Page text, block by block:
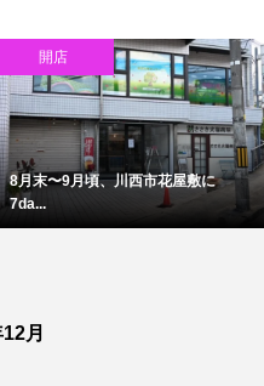
開店
8月末〜9月頃、川西市花屋敷に
7da...
月